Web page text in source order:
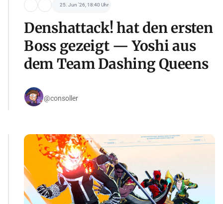
25. Jun '26, 18:40 Uhr
Denshattack! hat den ersten
Boss gezeigt — Yoshi aus
dem Team Dashing Queens
@consoller